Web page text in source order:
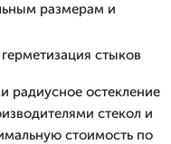
размерам и
стыков
радиусное остекление
стекол и
стоимость по